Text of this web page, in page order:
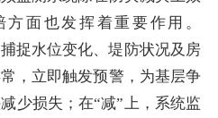
面也发挥着重要作用。
捉水位变化、堤防状况及房
，立即触发预警，为基层争
少损失；在“减”上，系统监